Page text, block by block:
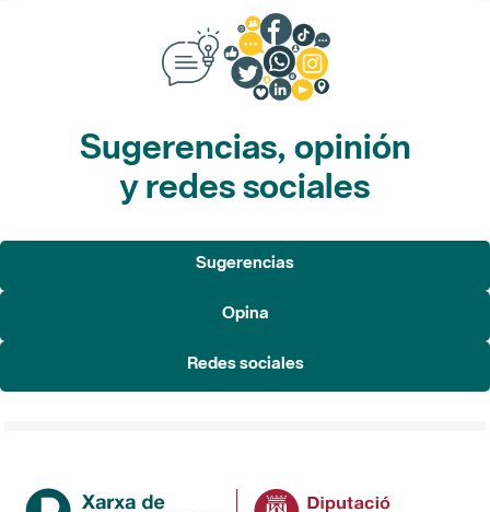
Sugerencias, opinión
y redes sociales
Sugerencias
Opina
Redes sociales